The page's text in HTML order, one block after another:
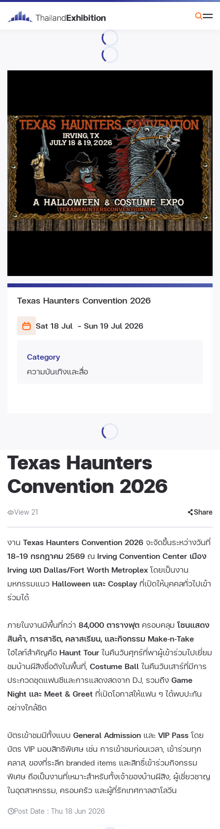
Texas Haunters Convention 2026
Sat 18 Jul - Sun 19 Jul 2026
Category
ความบันเทิงและสื่อ
Texas Haunters
Convention 2026
View 21 Share
งาน Texas Haunters Convention 2026 จะจัดขึ้นระหว่างวันที่
18–19 กรกฎาคม 2569 ณ Irving Convention Center เมือง
Irving เขต Dallas/Fort Worth Metroplex โดยเป็นงาน
มหกรรมแนว Halloween และ Cosplay ที่เปิดให้บุคคลทั่วไปเข้า
ร่วมได้
ภายในงานมีพื้นที่กว่า 84,000 ตารางฟุต ครอบคลุมโซนแสดง
สินค้า, การสาธิต, คลาสเรียน, และกิจกรรม Make‑n‑Take
ไฮไลท์สำคัญคือ Haunt Tour ในคืนวันศุกร์ที่พาผู้เข้าร่วมไปเยี่ยม
ชมบ้านผีสิงชื่อดังในพื้นที่, Costume Ball ในคืนวันเสาร์ที่มีการ
ประกวดชุดแฟนซีและการแสดงสดจาก DJ, รวมถึง Game
Night และ Meet & Greet ที่เปิดโอกาสให้แฟน ๆ ได้พบปะกัน
อย่างใกล้ชิด
บัตรเข้าชมมีทั้งแบบ General Admission และ VIP Pass โดย
บัตร VIP มอบสิทธิพิเศษ เช่น การเข้าชมก่อนเวลา, เข้าร่วมทุก
คลาส, ของที่ระลึก branded items และสิทธิ์เข้าร่วมกิจกรรม
พิเศษ ถือเป็นงานที่เหมาะสำหรับทั้งเจ้าของบ้านผีสิง, ผู้เชี่ยวชาญ
ในอุตสาหกรรม, ครอบครัว และผู้ที่รักเทศกาลฮาโลวีน
Post Date : Thu 18 Jun 2026